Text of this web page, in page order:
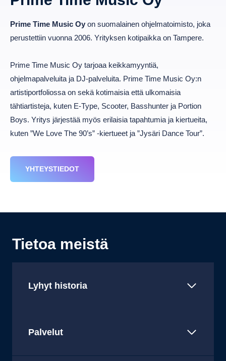
Prime Time Music Oy on suomalainen ohjelmatoimisto, joka
perustettiin vuonna 2006. Yrityksen kotipaikka on Tampere.
Prime Time Music Oy tarjoaa keikkamyyntiä,
ohjelmapalveluita ja DJ-palveluita. Prime Time Music Oy:n
artistiportfoliossa on sekä kotimaisia että ulkomaisia
tähtiartisteja, kuten E-Type, Scooter, Basshunter ja Portion
Boys. Yritys järjestää myös erilaisia tapahtumia ja kiertueita,
kuten ”We Love The 90’s” -kiertueet ja ”Jysäri Dance Tour”.
YHTEYSTIEDOT
Tietoa meistä
Lyhyt historia
Palvelut